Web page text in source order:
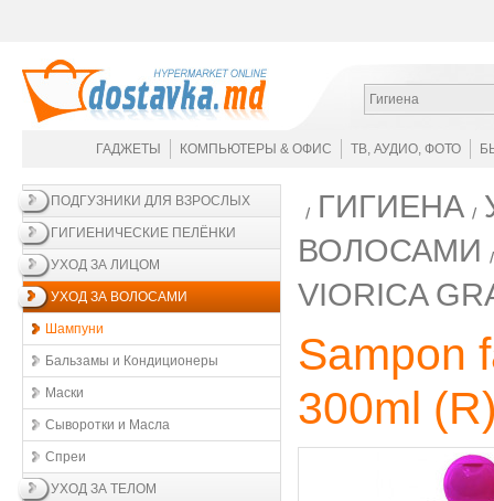
Гигиена
ГАДЖЕТЫ КОМПЬЮТЕРЫ & ОФИС ТВ, АУДИО, ФОТО
ПОДГУЗНИКИ ДЛЯ ВЗРОСЛЫХ
ГИГИЕНИЧЕСКИЕ ПЕЛЁНКИ
УХОД ЗА ЛИЦОМ
УХОД ЗА ВОЛОСАМИ
Шампуни
Бальзамы и Кондиционеры
Маски
Сыворотки и Масла
Спреи
УХОД ЗА ТЕЛОМ
ГИГИЕНА
ВОЛОСАМИ
VIORICA
Sampon
300ml